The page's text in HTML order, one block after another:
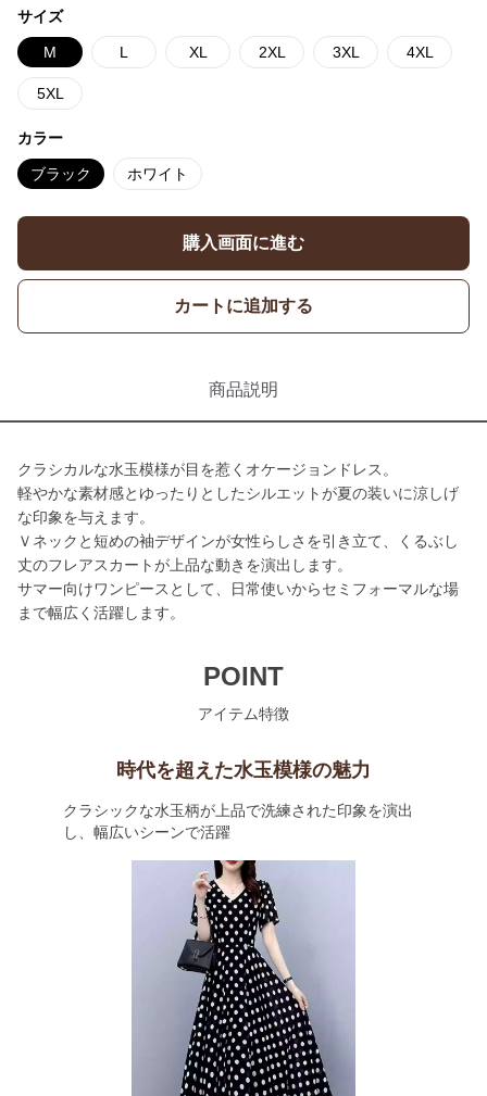
サイズ
M L XL 2XL 3XL 4XL
5XL
カラー
ブラック ホワイト
購入画面に進む
カートに追加する
商品説明
クラシカルな水玉模様が目を惹くオケージョンドレス。
軽やかな素材感とゆったりとしたシルエットが夏の装いに涼しげ
な印象を与えます。
Ｖネックと短めの袖デザインが女性らしさを引き立て、くるぶし
丈のフレアスカートが上品な動きを演出します。
サマー向けワンピースとして、日常使いからセミフォーマルな場
まで幅広く活躍します。
POINT
アイテム特徴
時代を超えた水玉模様の魅力
クラシックな水玉柄が上品で洗練された印象を演出
し、幅広いシーンで活躍